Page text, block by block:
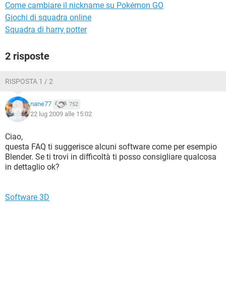
Come cambiare il nickname su Pokémon GO
Giochi di squadra online
Squadra di harry potter
2 risposte
RISPOSTA 1 / 2
nane77 752
22 lug 2009 alle 15:02
Ciao,
questa FAQ ti suggerisce alcuni software come per esempio
Blender. Se ti trovi in difficoltà ti posso consigliare qualcosa
in dettaglio ok?
Software 3D